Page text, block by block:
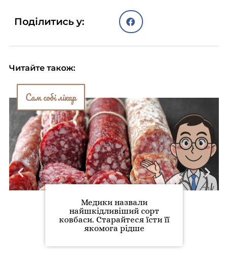
Поділитись у:
Читайте також:
Сам собі лікар
Медики назвали
найшкідливіший сорт
ковбаси. Старайтеся їсти її
якомога рідше